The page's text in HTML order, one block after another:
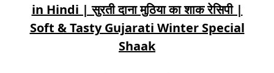
in Hindi | सुरती दाना मुठिया का शाक रेसिपी |
Soft & Tasty Gujarati Winter Special
Shaak